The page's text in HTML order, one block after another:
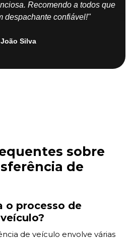
Recomendo a todos que
despachante confiável!"
João Silva
sobre
de
o processo de
de veículo envolve várias